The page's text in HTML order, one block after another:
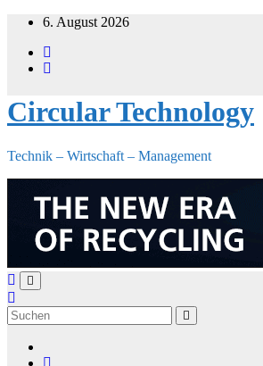
Zum
springen
6. August 2026
Circular Technology
Technik – Wirtschaft – Management